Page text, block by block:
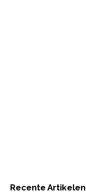
Recente Artikelen